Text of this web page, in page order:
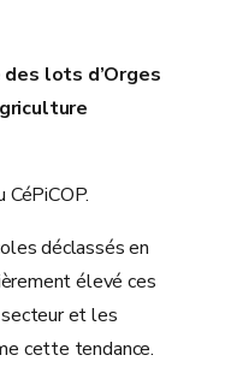
lots d’Orges
déclassés en
élevé ces
et les
cette tendance.